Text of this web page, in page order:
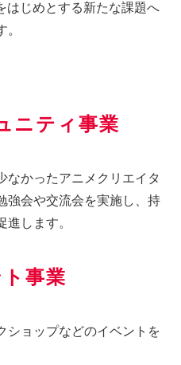
はじめとする新たな課題へ
ニティ事業
なかったアニメクリエイタ
強会や交流会を実施し、持
します。
事業
ショップなどのイベントを